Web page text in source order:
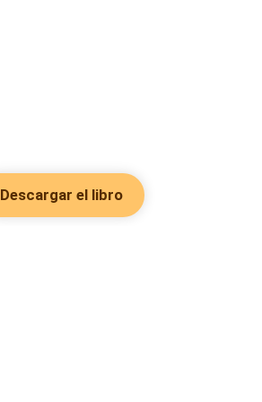
Descargar el libro